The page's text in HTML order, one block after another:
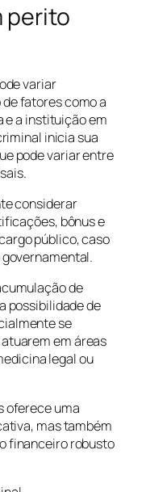
perito
variar
fatores como a
e a instituição em
inicia sua
pode variar entre
considerar
bônus e
público, caso
de
possibilidade de
se
em áreas
legal ou
oferece uma
mas também
financeiro robusto